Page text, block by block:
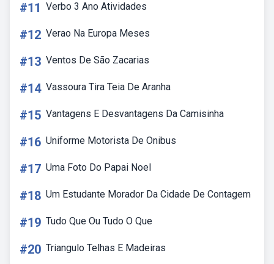
#11 Verbo 3 Ano Atividades
#12 Verao Na Europa Meses
#13 Ventos De São Zacarias
#14 Vassoura Tira Teia De Aranha
#15 Vantagens E Desvantagens Da Camisinha
#16 Uniforme Motorista De Onibus
#17 Uma Foto Do Papai Noel
#18 Um Estudante Morador Da Cidade De Contagem
#19 Tudo Que Ou Tudo O Que
#20 Triangulo Telhas E Madeiras